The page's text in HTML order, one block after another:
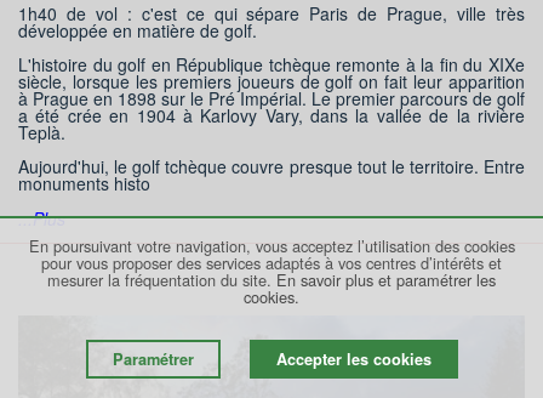
1h40 de vol : c'est ce qui sépare Paris de Prague, ville très
développée en matière de golf.
L'histoire du golf en République tchèque remonte à la fin du XIXe
siècle, lorsque les premiers joueurs de golf on fait leur apparition
à Prague en 1898 sur le Pré Impérial. Le premier parcours de golf
a été crée en 1904 à Karlovy Vary, dans la vallée de la rivière
Teplà.
Aujourd'hui, le golf tchèque couvre presque tout le territoire. Entre
monuments histo
...Plus
En poursuivant votre navigation, vous acceptez l’utilisation des cookies
pour vous proposer des services adaptés à vos centres d’intérêts et
mesurer la fréquentation du site. En savoir plus et paramétrer les
cookies.
Paramétrer Accepter les cookies